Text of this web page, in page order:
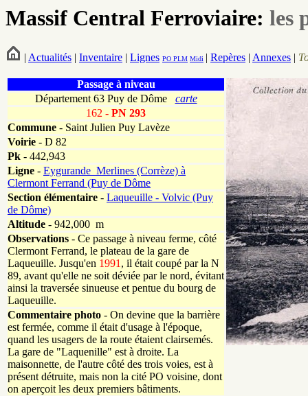
Massif Central Ferroviaire: les
| Actualités | Inventaire | Lignes PO PLM Midi | Repères | Annexes |
Passage à niveau
Département 63 Puy de Dôme carte
162 - PN 293
Commune - Saint Julien Puy Lavèze
Voirie - D 82
Pk - 442,943
Ligne - Eygurande_Merlines (Corrèze) à
Clermont Ferrand (Puy de Dôme
Section élémentaire - Laqueuille - Volvic (Puy
de Dôme)
Altitude - 942,000 m
Observations - Ce passage à niveau ferme, côté
Clermont Ferrand, le plateau de la gare de
Laqueuille. Jusqu'en 1991, il était coupé par la N
89, avant qu'elle ne soit déviée par le nord, évitant
ainsi la traversée sinueuse et pentue du bourg de
Laqueuille.
Commentaire photo - On devine que la barrière
est fermée, comme il était d'usage à l'époque,
quand les usagers de la route étaient clairsemés.
La gare de "Laquenille" est à droite. La
maisonnette, de l'autre côté des trois voies, est à
présent détruite, mais non la cité PO voisine, dont
on aperçoit les deux premiers bâtiments.